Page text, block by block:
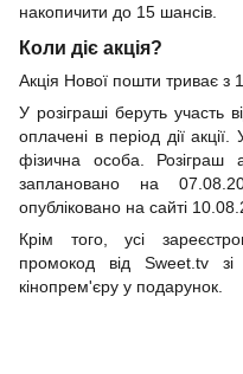
накопичити до 15 шансів.
Коли діє акція?
Акція Нової пошти триває
У розіграші беруть участь
оплачені в період дії
фізична особа. Розіграш
заплановано на
опубліковано на сайті
Крім того, усі
промокод від Sweet.tv
кінопрем'єру у подарунок.